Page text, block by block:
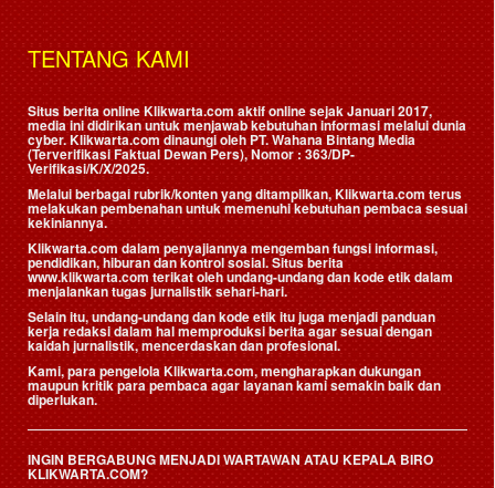
TENTANG KAMI
Situs berita online Klikwarta.com aktif online sejak Januari 2017,
media ini didirikan untuk menjawab kebutuhan informasi melalui dunia
cyber. Klikwarta.com dinaungi oleh PT. Wahana Bintang Media
(Terverifikasi Faktual Dewan Pers), Nomor : 363/DP-
Verifikasi/K/X/2025.
Melalui berbagai rubrik/konten yang ditampilkan, Klikwarta.com terus
melakukan pembenahan untuk memenuhi kebutuhan pembaca sesuai
kekiniannya.
Klikwarta.com dalam penyajiannya mengemban fungsi informasi,
pendidikan, hiburan dan kontrol sosial. Situs berita
www.klikwarta.com terikat oleh undang-undang dan kode etik dalam
menjalankan tugas jurnalistik sehari-hari.
Selain itu, undang-undang dan kode etik itu juga menjadi panduan
kerja redaksi dalam hal memproduksi berita agar sesuai dengan
kaidah jurnalistik, mencerdaskan dan profesional.
Kami, para pengelola Klikwarta.com, mengharapkan dukungan
maupun kritik para pembaca agar layanan kami semakin baik dan
diperlukan.
INGIN BERGABUNG MENJADI WARTAWAN ATAU KEPALA BIRO
KLIKWARTA.COM?